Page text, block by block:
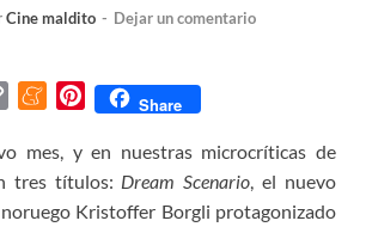
Cine maldito - Dejar un comentario
p
y
L
M
n
e
a
P
n
t
e
Share
mes, y en nuestras microcríticas de
tres títulos: Dream Scenario, el nuevo
Kristoffer Borgli protagonizado